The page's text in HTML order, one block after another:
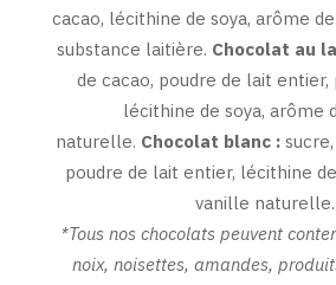
cacao, lécithine de soya, arôme
substance laitière. Chocolat au
de cacao, poudre de lait entier,
lécithine de soya, arôme
naturelle. Chocolat blanc :sucre,
poudre de lait entier, lécithine
vanille naturelle.
*Tous nos chocolats peuvent
noix, noisettes, amandes,